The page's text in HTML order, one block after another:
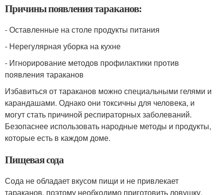
Причины появления тараканов:
- Оставленные на столе продукты питания
- Нерегулярная уборка на кухне
- Игнорирование методов профилактики против
появления тараканов
Избавиться от тараканов можно специальными гелями и
карандашами. Однако они токсичны для человека, и
могут стать причиной респираторных заболеваний.
Безопаснее использовать народные методы и продукты,
которые есть в каждом доме.
Пищевая сода
Сода не обладает вкусом пищи и не привлекает
тараканов, поэтому необходимо приготовить ловушку.